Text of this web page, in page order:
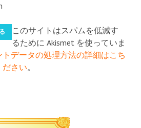
このサイトはスパムを低減す
るために Akismet を使っていま
トデータの処理方法の詳細はこち
ださい。